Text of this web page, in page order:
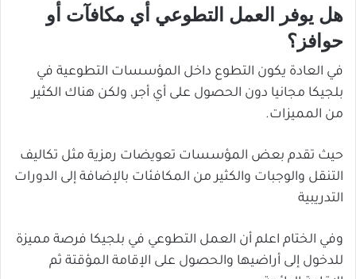
هل يوفر العمل التطوعي أي مكافآت أو
حوافز؟
في العادة يكون التطوع داخل المؤسسات التطوعية في
بلجيكا مجانيا دون الحصول على أي أجر, ولكن هناك الكثير
من المميزات.
حيث تقدم بعض المؤسسات تعويضات رمزية مثل تكاليف
التنقل والوجبات والكثير من المكافئات بالإضافة إلى الدورات
التدريبية
وفي الختام اعلم أن العمل التطوعي في بلجيكا فرصة مميزة
للدخول إلى أراضيها والحصول على الإقامة المؤقتة ثم